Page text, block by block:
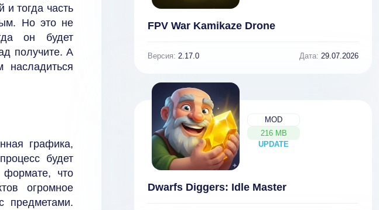
тогда часть
Но это не
он будет
получите. А
графика,
будет
что
огромное
предметами.
FPV War Kamikaze Drone
Версия: 2.17.0 Дата: 29.07.2026
MOD
216 MB
UPDATE
NEW
Dwarfs Diggers: Idle Master